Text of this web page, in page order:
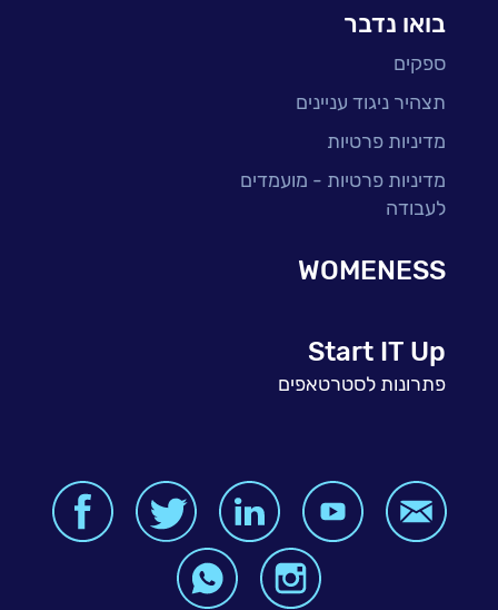
בואו נדבר
ספקים
תצהיר ניגוד עניינים
מדיניות פרטיות
מדיניות פרטיות - מועמדים
לעבודה
WOMENESS
Start IT Up
פתרונות לסטרטאפים